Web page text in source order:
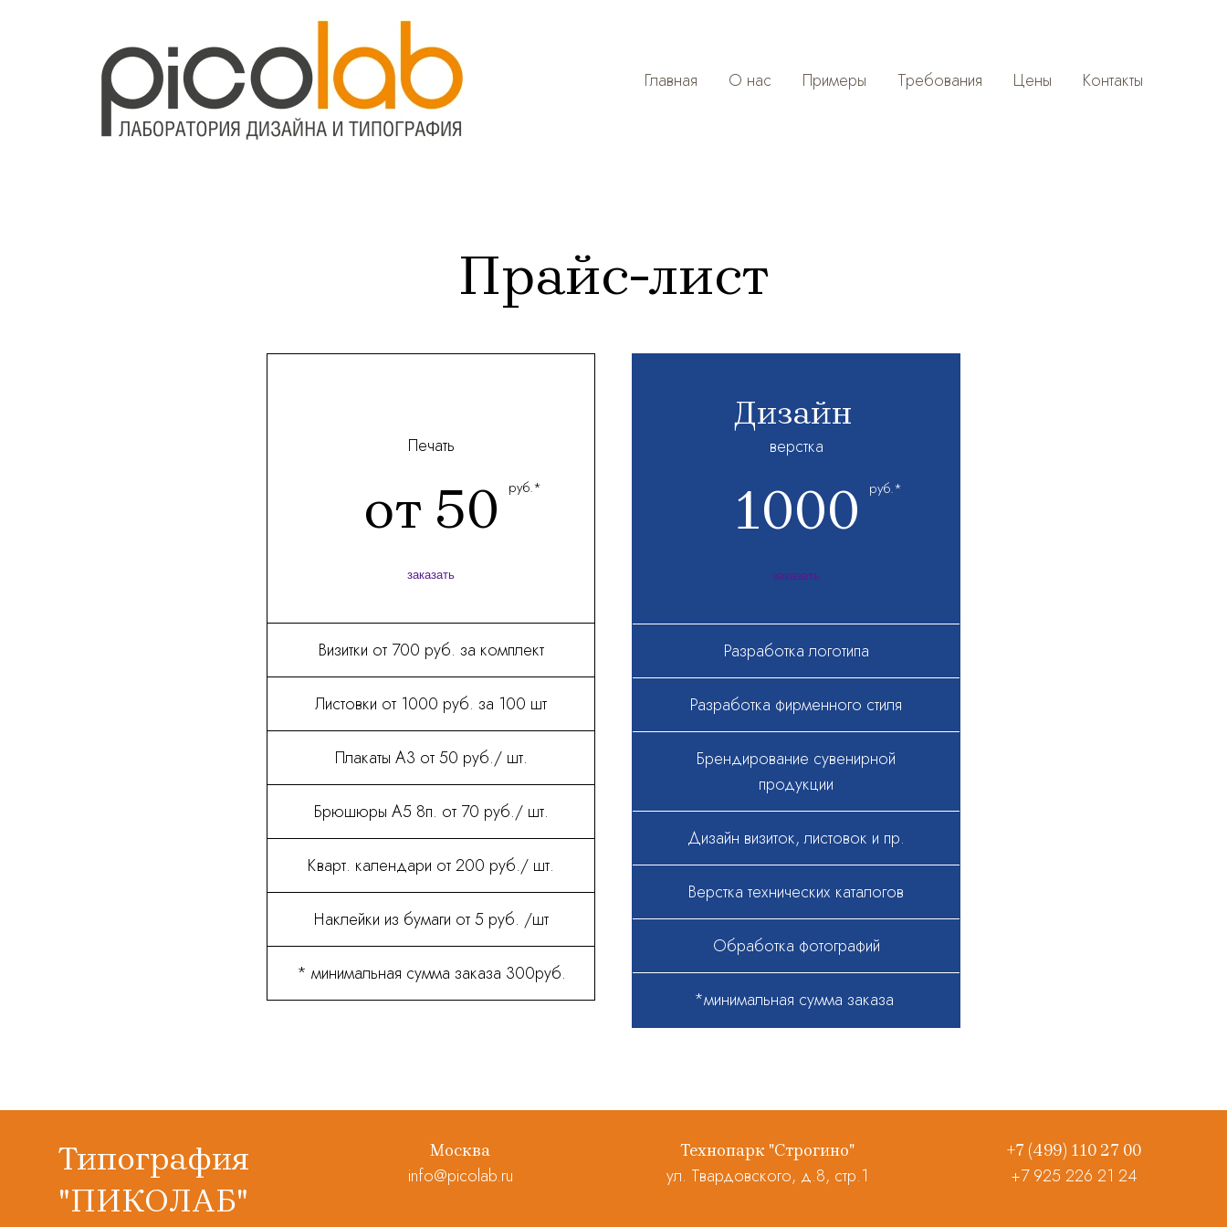
Главная О нас Примеры Требования Цены Контакты
Прайс-лист
Печать
от 50​ руб.*
заказать
Визитки от 700 руб. за комплект
Листовки от 1000 руб. за 100 шт
Плакаты А3 от 50 руб./ шт.
Брюшюры А5 8п. от 70 руб./ шт.
Кварт. календари от 200 руб./ шт.
Наклейки из бумаги от 5 руб. /шт
* минимальная сумма заказа 300руб.
Дизайн
верстка
1000 руб.*
заказать
Разработка логотипа
Разработка фирменного стиля
Брендирование сувенирной
продукции
Дизайн визиток, листовок и пр.
Верстка технических каталогов
Обработка фотографий
*минимальная сумма заказа
Типография
"ПИКОЛАБ"
Москва
info@picolab.ru
Технопарк "Строгино"
ул. Твардовского, д.8, стр.1
+7 (499) 110 27 00
+7 925 226 21 24